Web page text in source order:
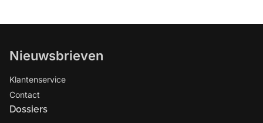
Nieuwsbrieven
Klantenservice
Contact
Dossiers